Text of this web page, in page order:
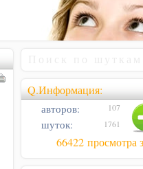
Q.Информация:
авторов: 107
шуток: 1761
66422 просмотра